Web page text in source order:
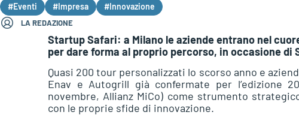
#Eventi
#Impresa #Innovazione
LA REDAZIONE
Startup Safari: a Milano le aziende entrano nel
per dare forma al proprio percorso, in occasione di
Quasi 200 tour personalizzati lo scorso anno e
Enav e Autogrill già confermate per l’edizione
novembre, Allianz MiCo) come strumento
con le proprie sfide di innovazione.